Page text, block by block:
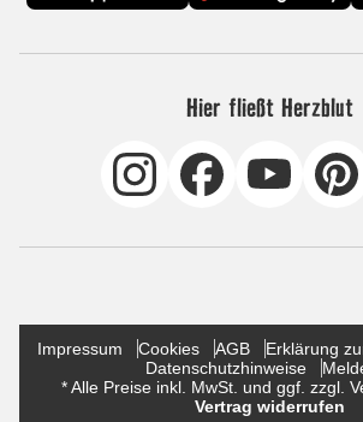
Hier fließt Herzblut
Impressum Cookies AGB
Erklärung
Datenschutzhinweise
* Alle Preise inkl. MwSt. und ggf. zzgl.
Vertrag widerrufen